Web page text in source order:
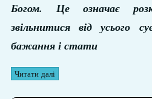
Богом. Це означає
звільнитися від усього
бажання і стати
Читати далі